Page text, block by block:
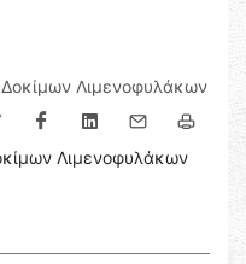
Λιμενοφυλάκων